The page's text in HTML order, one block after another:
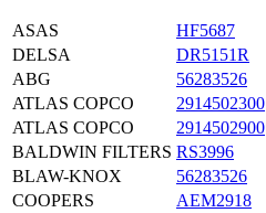
ASAS HF5687
DELSA
DR5151R
ABG
56283526
ATLAS COPCO
2914502300
ATLAS COPCO
2914502900
BALDWIN FILTERS RS3996
BLAW-KNOX
56283526
COOPERS
AEM2918